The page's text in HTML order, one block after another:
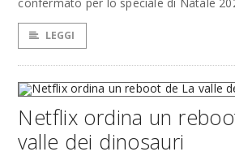
LEGGI
Netflix ordina un
valle dei dinosauri